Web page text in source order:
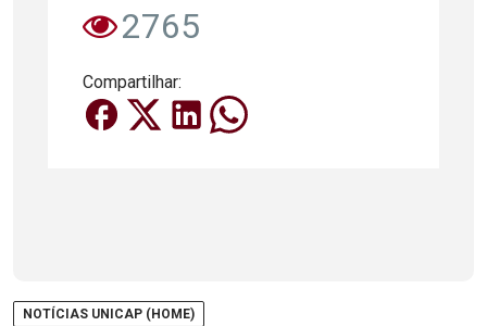
2765
Compartilhar:
NOTÍCIAS UNICAP (HOME)